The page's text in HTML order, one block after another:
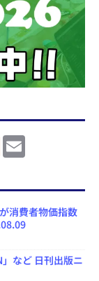
F
e
l
消費者物価指数
など 日刊出版ニ